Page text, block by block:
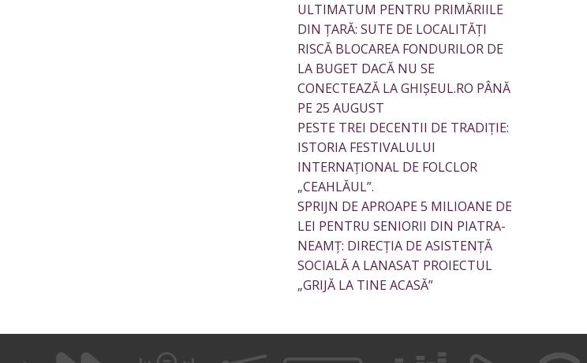
ULTIMATUM PENTRU PRIMĂRIILE
DIN ȚARĂ: SUTE DE LOCALITĂȚI
RISCĂ BLOCAREA FONDURILOR DE
LA BUGET DACĂ NU SE
CONECTEAZĂ LA GHIȘEUL.RO PÂNĂ
PE 25 AUGUST
PESTE TREI DECENTII DE TRADIȚIE:
ISTORIA FESTIVALULUI
INTERNAȚIONAL DE FOLCLOR
„CEAHLĂUL”.
SPRIJN DE APROAPE 5 MILIOANE DE
LEI PENTRU SENIORII DIN PIATRA-
NEAMȚ: DIRECȚIA DE ASISTENȚĂ
SOCIALĂ A LANASAT PROIECTUL
„GRIJĂ LA TINE ACASĂ”